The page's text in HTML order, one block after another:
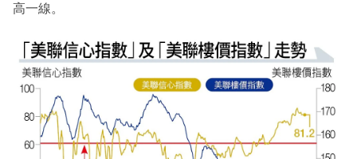
高一線。